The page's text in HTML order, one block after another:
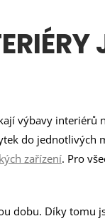
výbavy interiérů
do
zařízení. Pro
dobu. Díky tomu